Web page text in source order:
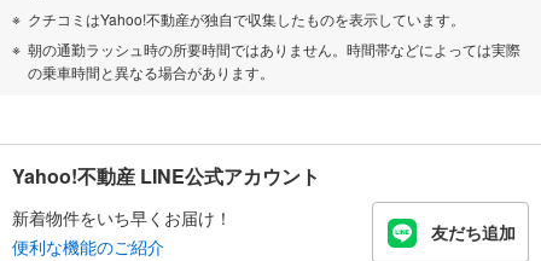
クチコミはYahoo!不動産が独自で収集したものを表示しています。
朝の通勤ラッシュ時の所要時間ではありません。時間帯などによっては実際
の乗車時間と異なる場合があります。
Yahoo!不動産 LINE公式アカウント
新着物件をいち早くお届け！
便利な機能のご紹介
友だち追加